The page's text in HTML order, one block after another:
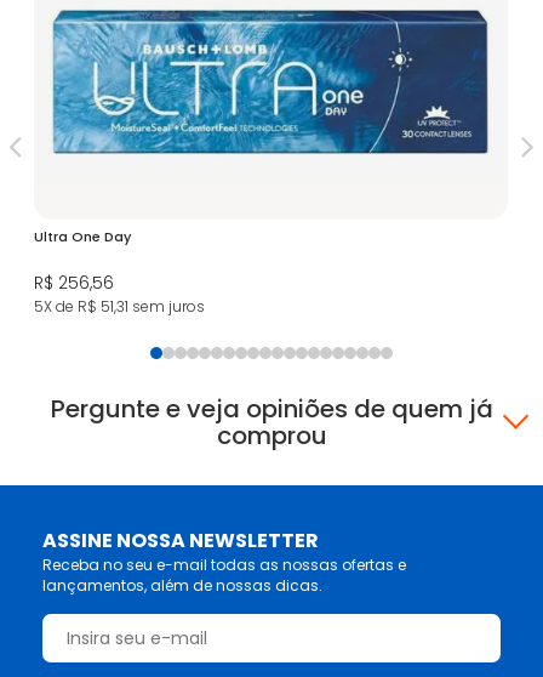
Ultra One Day
R$ 256,56
5X de R$ 51,31 sem juros
Pergunte e veja opiniões de quem já
comprou
ASSINE NOSSA NEWSLETTER
Receba no seu e-mail todas as nossas ofertas e
lançamentos, além de nossas dicas.